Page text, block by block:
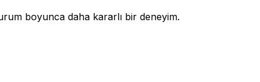
boyunca daha kararlı bir deneyim.